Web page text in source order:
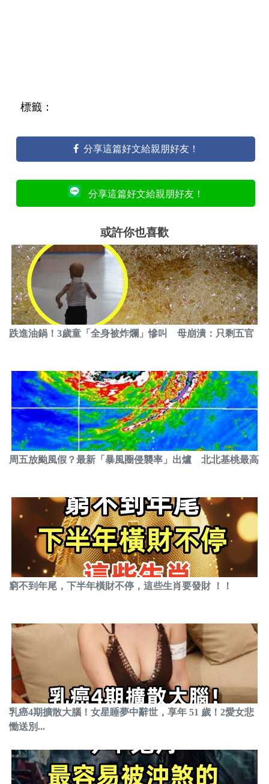
標籤：
分享這篇好文給親朋好友！
分享這篇好文給親朋好友！
或許你也喜歡
跌進油鍋！3歲童「全身被炸爛」慘叫 母崩潰：只剩五官
周五放颱風假？最新「暴風圈侵襲率」出爐 北北基桃最高
窮不到年尾，下半年橫財不停，這些生肖要發財 ！！
乳癌4期擴散大腦！女星睡夢中辭世，享年 51 歲！2愛女悲
慟送別...